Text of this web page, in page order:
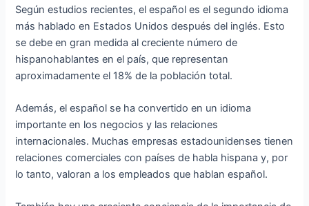
Según estudios recientes, el español es el segundo idioma
más hablado en Estados Unidos después del inglés. Esto
se debe en gran medida al creciente número de
hispanohablantes en el país, que representan
aproximadamente el 18% de la población total.
Además, el español se ha convertido en un idioma
importante en los negocios y las relaciones
internacionales. Muchas empresas estadounidenses tienen
relaciones comerciales con países de habla hispana y, por
lo tanto, valoran a los empleados que hablan español.